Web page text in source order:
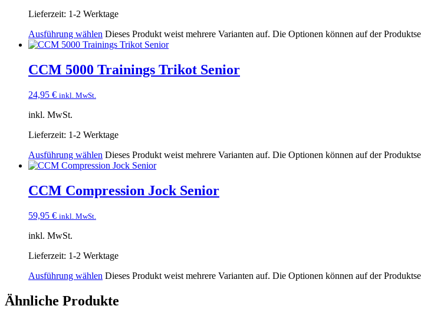
Lieferzeit: 1-2 Werktage
Ausführung wählen Dieses Produkt weist mehrere Varianten auf. Die Optionen können auf der
CCM 5000 Trainings Trikot Senior
24,95 € inkl. MwSt.
inkl. MwSt.
Lieferzeit: 1-2 Werktage
Ausführung wählen Dieses Produkt weist mehrere Varianten auf. Die Optionen können auf der
CCM Compression Jock Senior
59,95 € inkl. MwSt.
inkl. MwSt.
Lieferzeit: 1-2 Werktage
Ausführung wählen Dieses Produkt weist mehrere Varianten auf. Die Optionen können auf der
Ähnliche Produkte